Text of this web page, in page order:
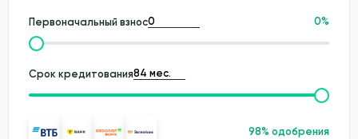
Первоначальный взнос 0%
Срок кредитования
98% одобрения